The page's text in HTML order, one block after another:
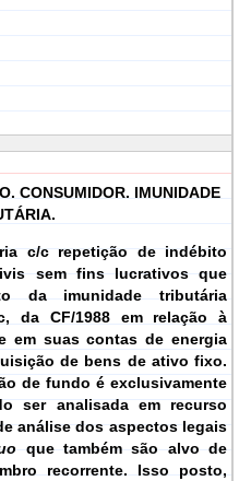
CONSUMIDOR. IMUNIDADE
c/c repetição de indébito
sem fins lucrativos que
da imunidade tributária
, da CF/1988 em relação à
em suas contas de energia
de bens de ativo fixo.
de fundo é exclusivamente
ser analisada em recurso
análise dos aspectos legais
que também são alvo de
recorrente. Isso posto,